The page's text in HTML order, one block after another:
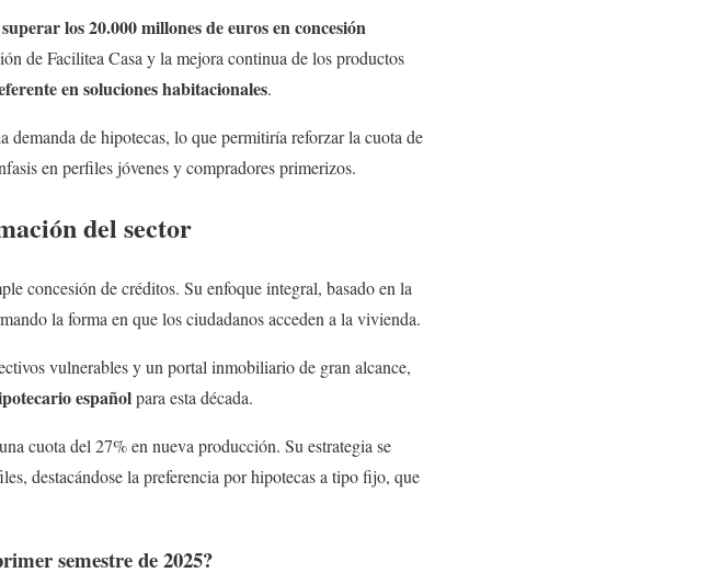
superar los 20.000 millones de euros en concesión
de Facilitea Casa y la mejora continua de los productos
en soluciones habitacionales.
demanda de hipotecas, lo que permitiría reforzar la cuota de
en perfiles jóvenes y compradores primerizos.
del sector
concesión de créditos. Su enfoque integral, basado en la
la forma en que los ciudadanos acceden a la vivienda.
vulnerables y un portal inmobiliario de gran alcance,
españolpara esta década.
cuota del 27% en nueva producción. Su estrategia se
destacándose la preferencia por hipotecas a tipo fijo, que
semestre de 2025?